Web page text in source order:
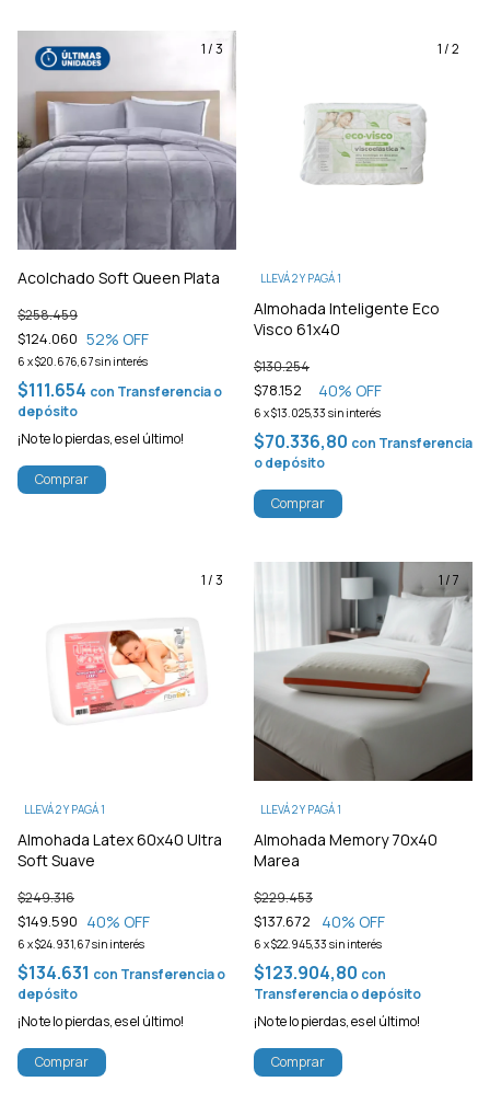
1/3
Acolchado Soft Queen Plata
$124.060
$258.459
52% OFF
6 x$20.676,67sin interés
$111.654 con Transferencia o
depósito
¡No te lo pierdas, es el último!
Comprar
1/2
Almohada Inteligente Eco
Visco 61x40
$78.152
$130.254
40% OFF
6 x$13.025,33 sin interés
LLEVÁ 2 Y PAGÁ 1
$70.336,80 con Transferencia
o depósito
Comprar
1/3
Almohada Latex 60x40 Ultra
Soft Suave
$149.590
$249.316
40% OFF
6 x$24.931,67sin interés
LLEVÁ 2 Y PAGÁ 1
$134.631 con Transferencia o
depósito
¡No te lo pierdas, es el último!
Comprar
1/7
Almohada Memory 70x40
Marea
$137.672
$229.453
40% OFF
6 x$22.945,33 sin interés
LLEVÁ 2 Y PAGÁ 1
$123.904,80 con
Transferencia o depósito
¡No te lo pierdas, es el último!
Comprar